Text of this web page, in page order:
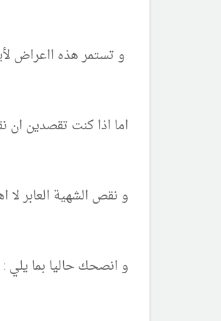
و تستمر هذه ااعراض
اما اذا كنت تقصدين
و نقص الشهية العابر لا
و انصحك حاليا بما يلي :